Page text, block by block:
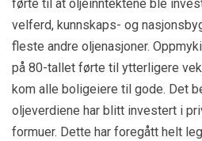
førte til at oljeinntektene ble
velferd, kunnskaps- og
fleste andre oljenasjoner.
på 80-tallet førte til ytterligere
kom alle boligeiere til gode. Det
oljeverdiene har blitt investert i
formuer. Dette har foregått helt